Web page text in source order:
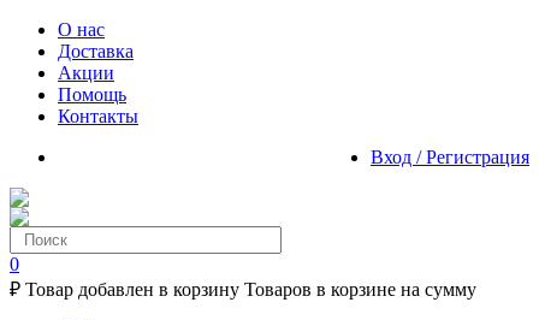
О нас
Доставка
Акции
Помощь
Контакты
Вход / Регистрация
0
₽ Товар добавлен в корзину Товаров в корзине на сумму